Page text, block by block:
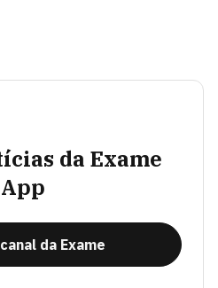
da Exame
da Exame